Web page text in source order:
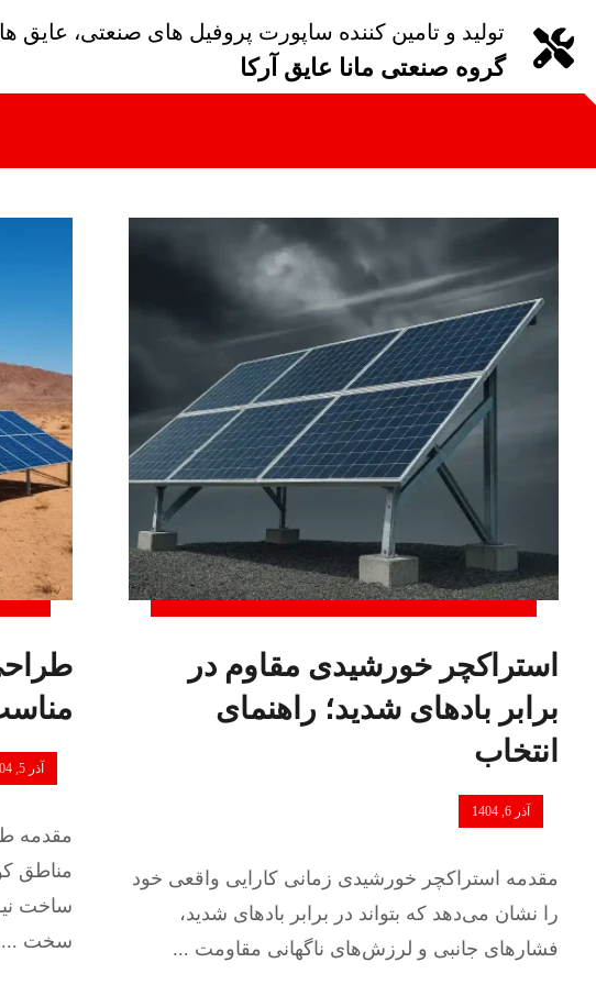
تولید و تامین کننده ساپورت پروفیل های صنعتی، عایق
گروه صنعتی مانا عایق آرکا
استراکچر خورشیدی مقاوم در
برابر بادهای شدید؛ راهنمای
انتخاب
آذر 6, 1404
مقدمه استراکچر خورشیدی زمانی کارایی واقعی خود
را نشان می‌دهد که بتواند در برابر بادهای شدید،
فشارهای جانبی و لرزش‌های ناگهانی مقاومت ...
آذر 5, 1404
مقدمه
مناطق
ساخت
سخت ...